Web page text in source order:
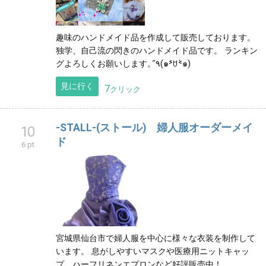
趣味のハンドメイド品を作成して販売しております。
独学、自己流の閃きのハンドメイド品です。 ランキン
グよろしくお願いします。٩̋(๑˃́ꇴ˂̀๑)
見に行く 7クリック
10
6 pt
-STALL-(ストール) 婦人服オーダーメイ
ド
宮城県仙台市で婦人服を中心に様々な衣装を制作して
います。 息がしやすいマスクや医療用ニットキャッ